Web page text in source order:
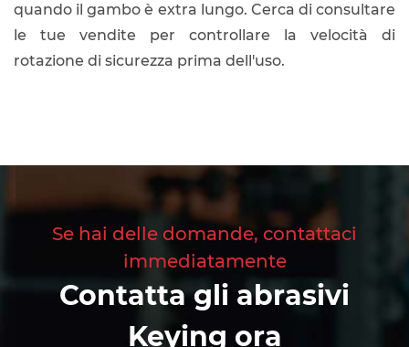
quando il gambo è extra lungo. Cerca di consultare
le tue vendite per controllare la velocità di
rotazione di sicurezza prima dell'uso.
Se hai delle domande, contattaci
immediatamente
Contatta gli abrasivi
Keying ora